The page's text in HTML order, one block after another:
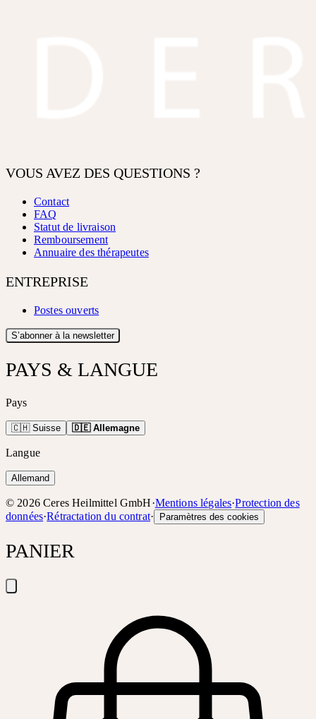
VOUS AVEZ DES QUESTIONS ?
Contact
FAQ
Statut de livraison
Remboursement
Annuaire des thérapeutes
ENTREPRISE
Postes ouverts
S’abonner à la newsletter
PAYS & LANGUE
Pays
🇨🇭 Suisse 🇩🇪 Allemagne
Langue
Allemand
© 2026 Ceres Heilmittel GmbH·Mentions légales·Protection des
données·Rétractation du contrat· Paramètres des cookies
PANIER